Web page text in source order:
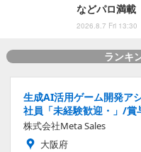
などパロ満載
2026.8.7 Fri 13:30
ランキ
生成AI活用ゲーム開発ア
社員「未経験歓迎・」/賞
株式会社Meta Sales
大阪府